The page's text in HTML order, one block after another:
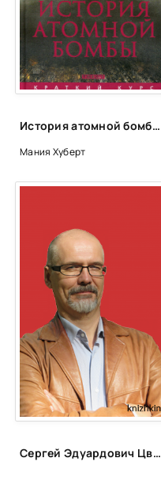
История атомной бомбы - Хуберт Мания
Мания Хуберт
Сергей Эдуардович Цветков